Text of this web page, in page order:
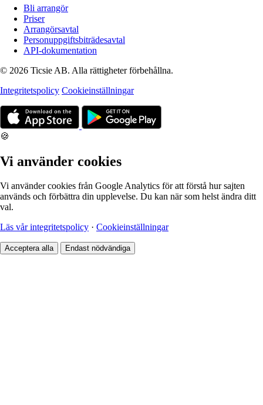
Bli arrangör
Priser
Arrangörsavtal
Personuppgiftsbiträdesavtal
API-dokumentation
© 2026 Ticsie AB. Alla rättigheter förbehållna.
Integritetspolicy Cookieinställningar
🍪
Vi använder cookies
Vi använder cookies från Google Analytics för att förstå hur sajten
används och förbättra din upplevelse. Du kan när som helst ändra ditt
val.
Läs vår integritetspolicy · Cookieinställningar
Acceptera alla Endast nödvändiga